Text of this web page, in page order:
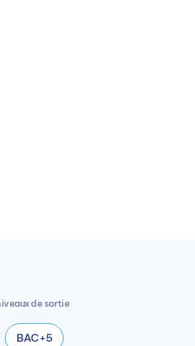
de sortie
BAC+5